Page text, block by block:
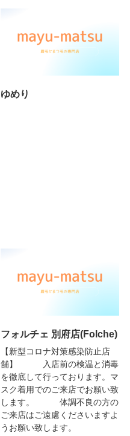
ゆめり
フォルチェ 別府店(Folche)
【新型コロナ対策感染防止店
舗】 入店前の検温と消毒
を徹底して行っております。マ
スク着用でのご来店でお願い致
します。 体調不良の方の
ご来店はご遠慮くださいますよ
うお願い致します。